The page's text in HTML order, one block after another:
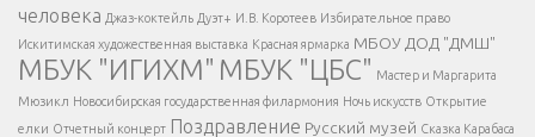
Написать
</button >
</div >
</div > </div >
человека Джаз-коктейль Дуэт+ И.В. Коротеев Избирательное право
Искитимская художественная выставка Красная ярмарка МБОУ ДОД "ДМШ"
МБУК "ИГИХМ" МБУК "ЦБС" Мастер и Маргарита
Мюзикл Новосибирская государственная филармония Ночь искусств Открытие
елки Отчетный концерт Поздравление Русский музей Сказка Карабаса